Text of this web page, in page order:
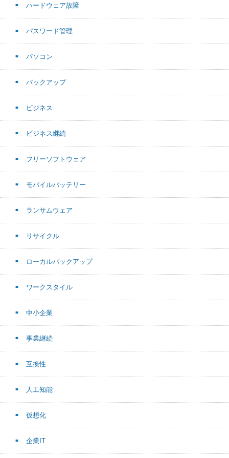
ハードウェア故障
パスワード管理
パソコン
バックアップ
ビジネス
ビジネス継続
フリーソフトウェア
モバイルバッテリー
ランサムウェア
リサイクル
ローカルバックアップ
ワークスタイル
中小企業
事業継続
互換性
人工知能
仮想化
企業IT